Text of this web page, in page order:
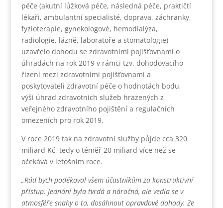
péče (akutní lůžková péče, následná péče, praktičtí
lékaři, ambulantní specialisté, doprava, záchranky,
fyzioterapie, gynekologové, hemodialýza,
radiologie, lázně, laboratoře a stomatologie)
uzavřelo dohodu se zdravotními pojišťovnami o
úhradách na rok 2019 v rámci tzv. dohodovacího
řízení mezi zdravotními pojišťovnami a
poskytovateli zdravotní péče o hodnotách bodu,
výši úhrad zdravotních služeb hrazených z
veřejného zdravotního pojištění a regulačních
omezeních pro rok 2019.
V roce 2019 tak na zdravotní služby půjde cca 320
miliard Kč, tedy o téměř 20 miliard více než se
očekává v letošním roce.
„Rád bych poděkoval všem účastníkům za konstruktivní
přístup. Jednání byla tvrdá a náročná, ale vedla se v
atmosféře snahy o to, dosáhnout opravdové dohody. Ze